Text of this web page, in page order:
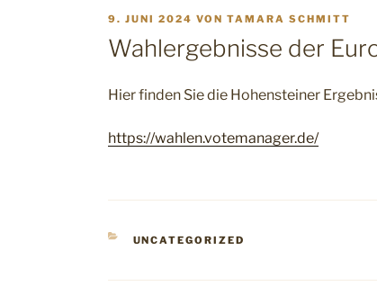
VERÖFFENTLICHT
AM
9. JUNI 2024 VON TAMARA SCHMITT
Wahlergebnisse der
Hier finden Sie die Hohensteiner
https://wahlen.votemanager.de/
KATEGORIEN
UNCATEGORIZED